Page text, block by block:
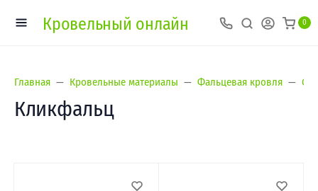
Кровельный онлайн 0
Главная Кровельные материалы Фальцевая кровля
Кликфальц